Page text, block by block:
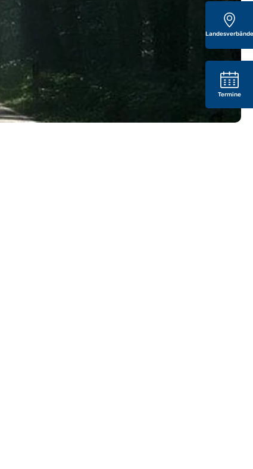
Landesverbände
Termine